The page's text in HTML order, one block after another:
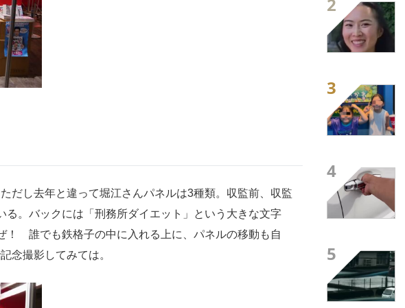
し去年と違って堀江さんパネルは3種類。収監前、収監
る。バックには「刑務所ダイエット」という大きな文字
！ 誰でも鉄格子の中に入れる上に、パネルの移動も自
念撮影してみては。
3
4
5